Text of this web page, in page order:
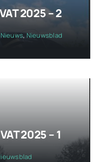
2025 – 2
Nieuws,Nieuwsblad
2025 – 1